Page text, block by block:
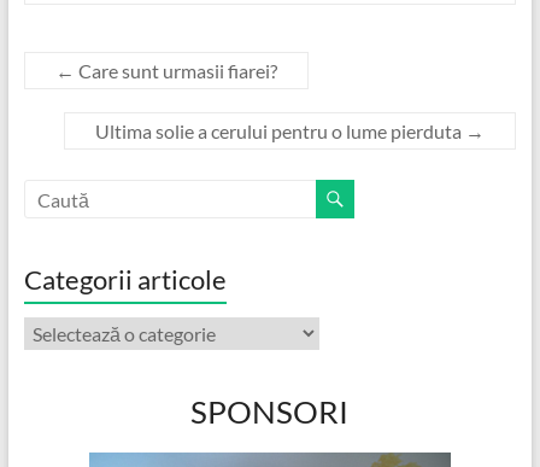
← Care sunt urmasii fiarei?
Ultima solie a cerului pentru o lume pierduta →
Categorii articole
Categorii
articole
SPONSORI